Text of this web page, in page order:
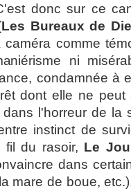
donc sur ce
Les Bureaux de
comme
ni
condamnée à
dont elle ne peut
l'horreur de la
instinct de
du rasoir, Le
dans
mare de boue,